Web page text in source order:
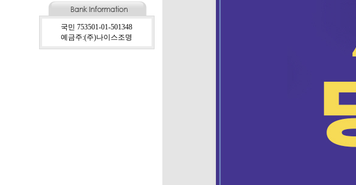
국민 753501-01-501348
예금주:(주)나이스조명